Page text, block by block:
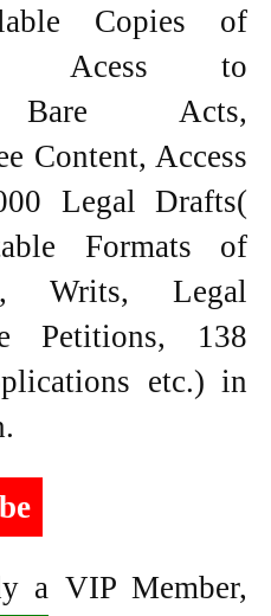
Copies of
Acess to
Bare Acts,
Content, Access
Legal Drafts(
Formats of
Writs, Legal
Petitions, 138
etc.) in
a VIP Member,